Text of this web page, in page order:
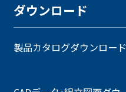
ダウンロード
製品カタログダウンロード